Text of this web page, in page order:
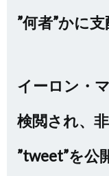
”何者”かに
イーロン・
検閲され、
”tweet”を公